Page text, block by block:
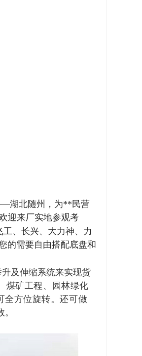
湖北随州，为**民营
迎来厂实地参观考
、长兴、大力神、力
的需要自由搭配底盘和
及伸缩系统来实现货
煤矿工程、园林绿化
全方位旋转。还可做